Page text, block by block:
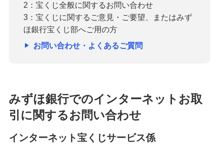
2：宝くじ全般に関するお問い合わせ
3：宝くじに関するご意見・ご要望、またはみず
ほ銀行宝くじ部へご用の方
お問い合わせ・よくあるご質問
みずほ銀行でのインターネットお取
引に関するお問い合わせ
インターネット宝くじサービス係